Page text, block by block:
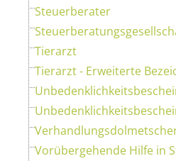
Steuerberater
Tierarzt
Tierarzt - Erweiterte
Vorübergehende Hilfe in